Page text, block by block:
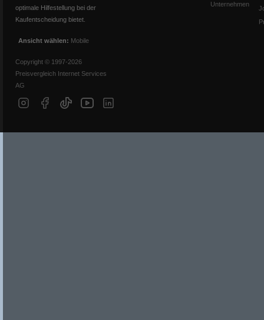
optimale Hilfestellung bei der
Kaufentscheidung bietet.
Ansicht wählen: Mobile
Copyright © 1997-2026
Preisvergleich Internet Services
AG
Unternehmen